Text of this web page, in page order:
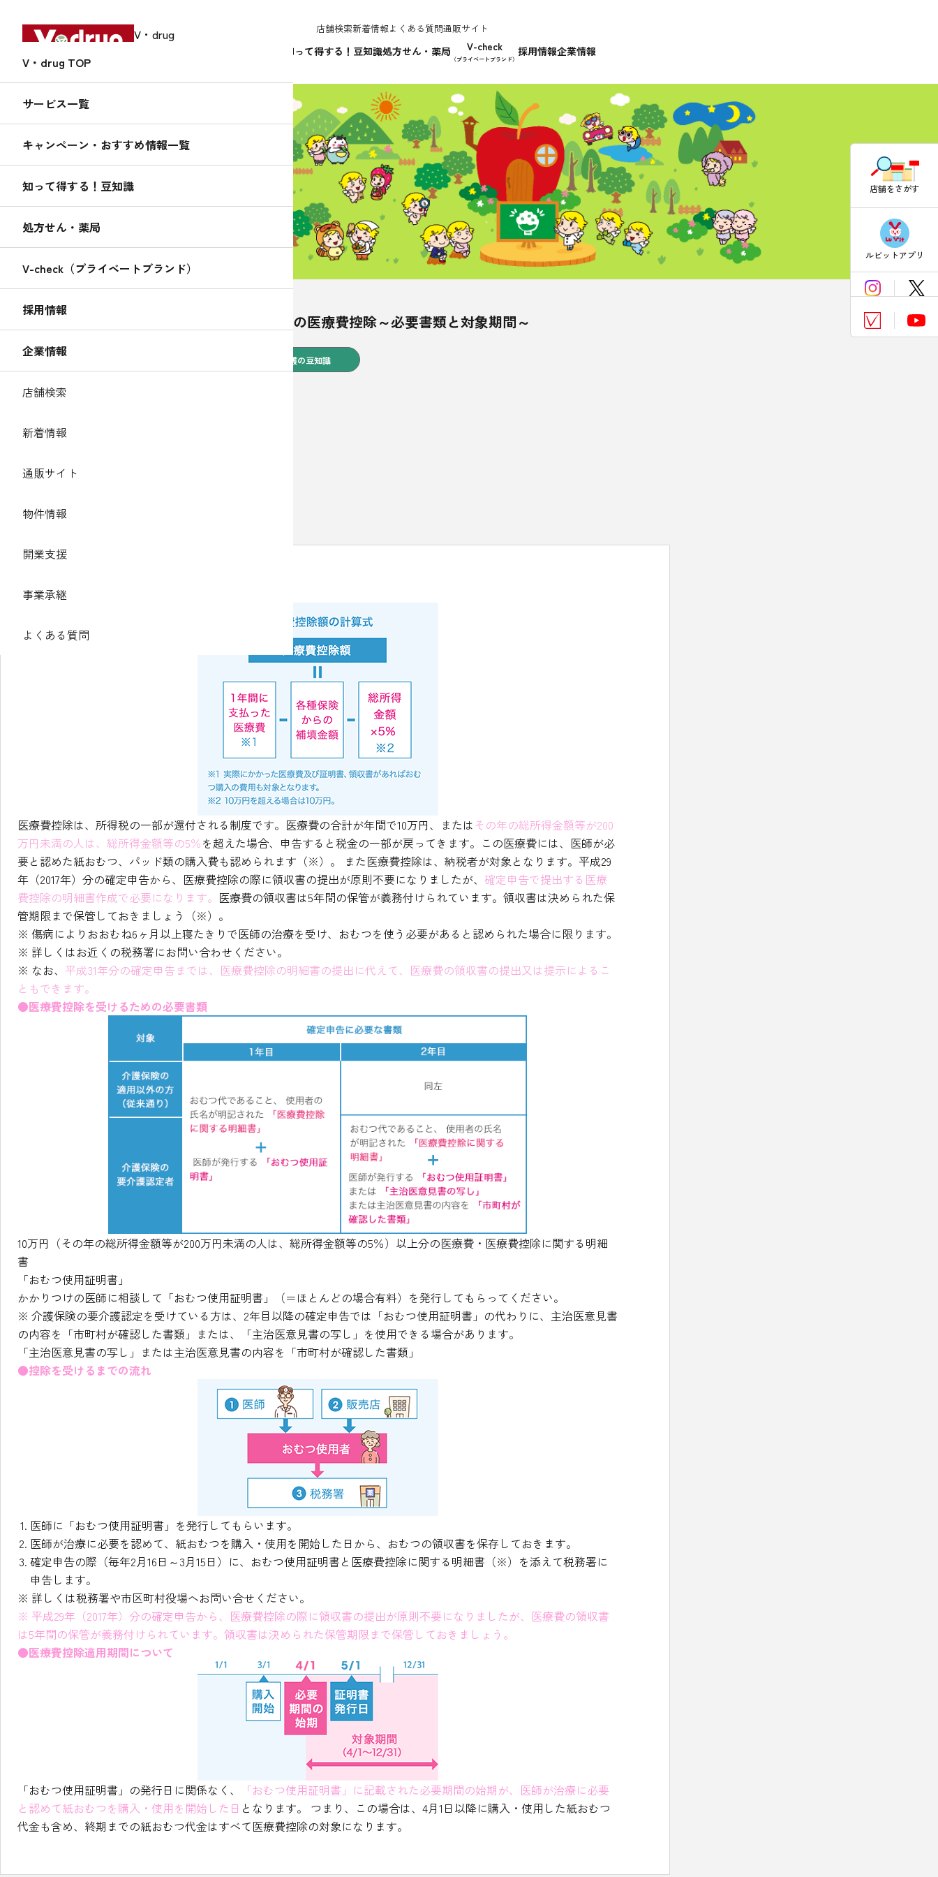
V・drug
店舗検索新着情報よくある質問通販サイト
知って得する！豆知識処方せん・薬局 V-check
（プライベートブランド）
採用情報企業情報
V・drug TOP
サービス一覧
キャンペーン・おすすめ情報一覧
知って得する！豆知識
処方せん・薬局
V-check（プライベートブランド）
採用情報
企業情報
店舗検索
新着情報
通販サイト
物件情報
開業支援
事業承継
よくある質問
知って得する！
くすりんの
豆知識
2020.02.10
おむつの医療費控除～必要書類と対象期間～
介護の豆知識
●医療費控除とは？
医療費控除は、所得税の一部が還付される制度です。医療費の合計が年間で10万円、またはその年の総所得金額等が200
万円未満の人は、総所得金額等の5％を超えた場合、申告すると税金の一部が戻ってきます。この医療費には、医師が必
要と認めた紙おむつ、パッド類の購入費も認められます（※）。 また医療費控除は、納税者が対象となります。平成29
年（2017年）分の確定申告から、医療費控除の際に領収書の提出が原則不要になりましたが、 確定申告で提出する医療
費控除の明細書作成で必要になります。 医療費の領収書は5年間の保管が義務付けられています。領収書は決められた保
管期限まで保管しておきましょう（※）。
※ 傷病によりおおむね6ヶ月以上寝たきりで医師の治療を受け、おむつを使う必要があると認められた場合に限ります。
※ 詳しくはお近くの税務署にお問い合わせください。
※ なお、 平成31年分の確定申告までは、医療費控除の明細書の提出に代えて、医療費の領収書の提出又は提示によるこ
ともできます。
●医療費控除を受けるための必要書類
10万円（その年の総所得金額等が200万円未満の人は、総所得金額等の5％）以上分の医療費・医療費控除に関する明細
書
「おむつ使用証明書」
かかりつけの医師に相談して「おむつ使用証明書」（＝ほとんどの場合有料）を発行してもらってください。
※ 介護保険の要介護認定を受けている方は、2年目以降の確定申告では「おむつ使用証明書」の代わりに、主治医意見書
の内容を「市町村が確認した書類」または、「主治医意見書の写し」を使用できる場合があります。
「主治医意見書の写し」または主治医意見書の内容を「市町村が確認した書類」
●控除を受けるまでの流れ
医師に「おむつ使用証明書」を発行してもらいます。
医師が治療に必要を認めて、紙おむつを購入・使用を開始した日から、おむつの領収書を保存しておきます。
確定申告の際（毎年2月16日～3月15日）に、おむつ使用証明書と医療費控除に関する明細書（※）を添えて税務署に
申告します。
※ 詳しくは税務署や市区町村役場へお問い合せください。
※ 平成29年（2017年）分の確定申告から、医療費控除の際に領収書の提出が原則不要になりましたが、医療費の領収書
は5年間の保管が義務付けられています。領収書は決められた保管期限まで保管しておきましょう。
●医療費控除適用期間について
「おむつ使用証明書」の発行日に関係なく、
「おむつ使用証明書」に記載された必要期間の始期が、医師が治療に必要
と認めて紙おむつを購入・使用を開始した日 となります。 つまり、この場合は、4月1日以降に購入・使用した紙おむつ
代金も含め、終期までの紙おむつ代金はすべて医療費控除の対象になります。
店舗をさがす
ルビットアプリ